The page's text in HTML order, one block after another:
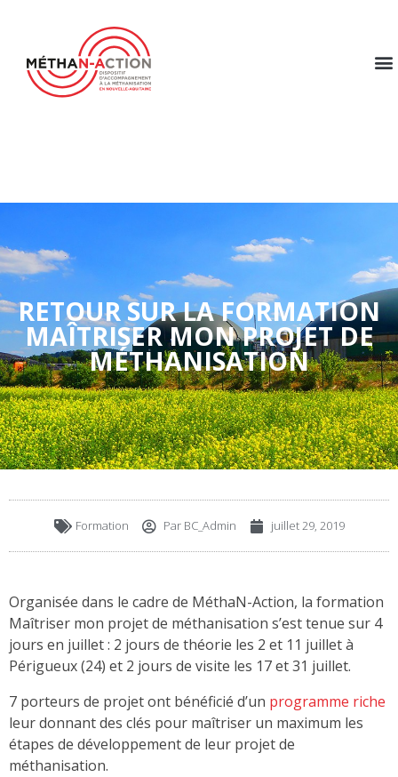
RETOUR SUR LA FORMATION
MAÎTRISER MON PROJET DE
MÉTHANISATION
Formation ParBC_Admin juillet 29, 2019
Organisée dans le cadre de MéthaN-Action, la formation
Maîtriser mon projet de méthanisation s’est tenue sur 4
jours en juillet : 2 jours de théorie les 2 et 11 juillet à
Périgueux (24) et 2 jours de visite les 17 et 31 juillet.
7 porteurs de projet ont bénéficié d’un programme riche
leur donnant des clés pour maîtriser un maximum les
étapes de développement de leur projet de
méthanisation.